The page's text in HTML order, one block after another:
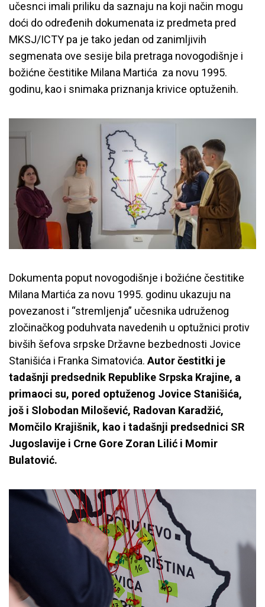
učesnci imali priliku da saznaju na koji način mogu
doći do određenih dokumenata iz predmeta pred
MKSJ/ICTY pa je tako jedan od zanimljivih
segmenata ove sesije bila pretraga novogodišnje i
božićne čestitike Milana Martića za novu 1995.
godinu, kao i snimaka priznanja krivice optuženih.
Dokumenta poput novogodišnje i božićne čestitike
Milana Martića za novu 1995. godinu ukazuju na
povezanost i “stremljenja” učesnika udruženog
zločinačkog poduhvata navedenih u optužnici protiv
bivših šefova srpske Državne bezbednosti Jovice
Stanišića i Franka Simatovića. Autor čestitki je
tadašnji predsednik Republike Srpska Krajine, a
primaoci su, pored optuženog Jovice Stanišića,
još i Slobodan Milošević, Radovan Karadžić,
Momčilo Krajišnik, kao i tadašnji predsednici SR
Jugoslavije i Crne Gore Zoran Lilić i Momir
Bulatović.